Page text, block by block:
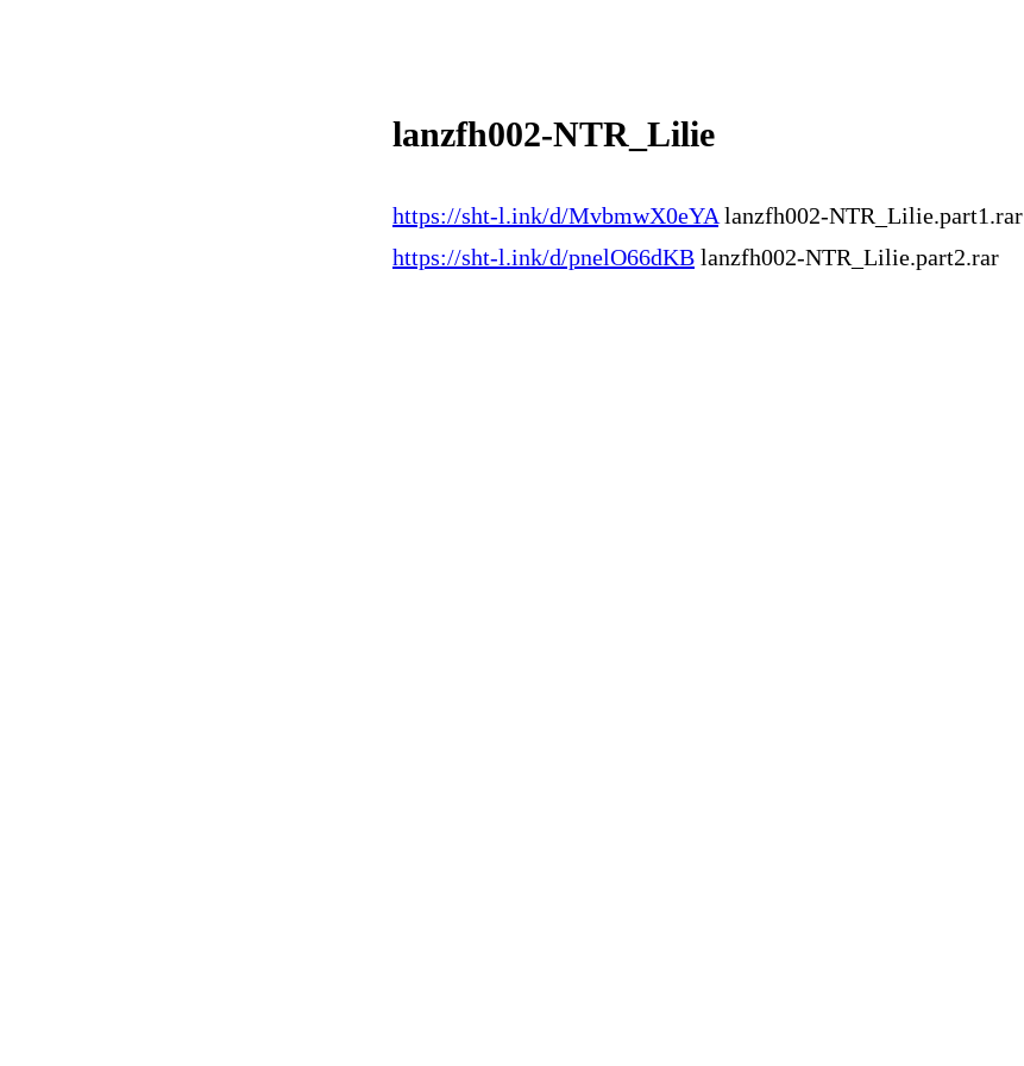
lanzfh002-NTR_Lilie
https://sht-l.ink/d/MvbmwX0eYA lanzfh002-NTR_Lilie.part1.rar
https://sht-l.ink/d/pnelO66dKB lanzfh002-NTR_Lilie.part2.rar